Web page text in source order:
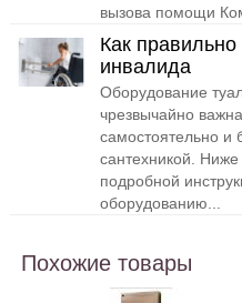
вызова помощи
Как правильно
инвалида
Оборудование
чрезвычайно
самостоятельно и
сантехникой.
подробной
оборудованию...
Похожие товары